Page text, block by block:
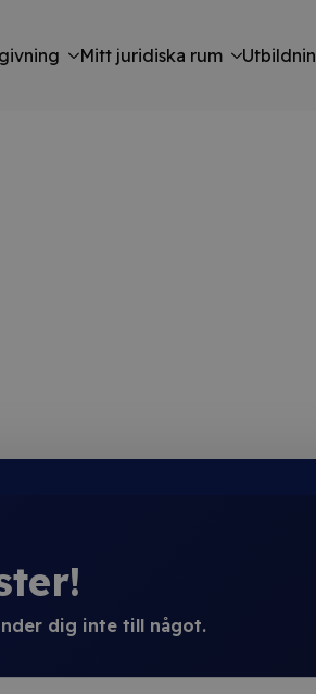
Mitt juridiska rum
dig inte till något.